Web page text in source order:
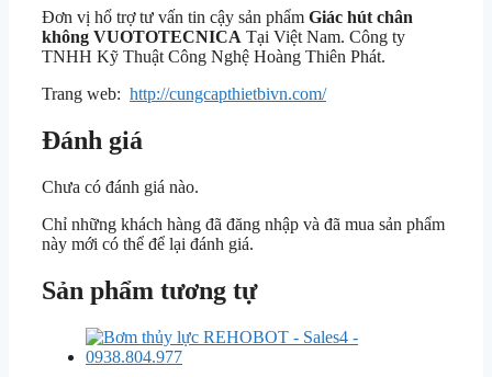
Đơn vị hổ trợ tư vấn tin cậy sản phẩm Giác hút chân
không VUOTOTECNICA Tại Việt Nam. Công ty
TNHH Kỹ Thuật Công Nghệ Hoàng Thiên Phát.
Trang web: http://cungcapthietbivn.com/
Đánh giá
Chưa có đánh giá nào.
Chỉ những khách hàng đã đăng nhập và đã mua sản phẩm
này mới có thể để lại đánh giá.
Sản phẩm tương tự